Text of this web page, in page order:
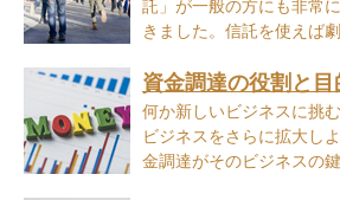
託」が一般の方にも非常
きました。信託を使えば
資金調達の役割と目
何か新しいビジネスに挑
ビジネスをさらに拡大し
金調達がそのビジネスの鍵